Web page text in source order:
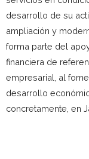
desarrollo de su
ampliación y
forma parte del
financiera de
empresarial, al
desarrollo
concretamente, en